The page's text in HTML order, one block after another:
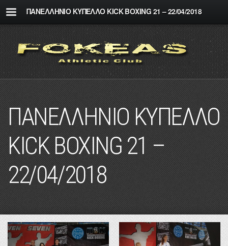
ΠΑΝΕΛΛΗΝΙΟ ΚΥΠΕΛΛΟ KICK BOXING 21 – 22/04/2018
ΠΑΝΕΛΛΗΝΙΟ ΚΥΠΕΛΛΟ
KICK BOXING 21 –
22/04/2018